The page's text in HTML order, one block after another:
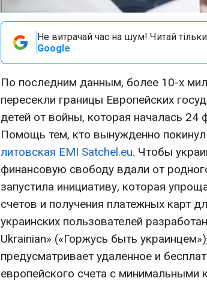
Не витрачай час на шум! Читай тільки
Google
По последним данным, более 10-х
пересекли границы Европейских
детей от войны, которая началась 24
Помощь тем, кто вынужденно
литовская EMI Satchel.eu. Чтобы
финансовую свободу вдали от
запустила инициативу, которая
счетов и получения платежных карт
украинских пользователей
Ukrainian» («Горжусь быть
предусматривает удаленное и
европейского счета с минимальными